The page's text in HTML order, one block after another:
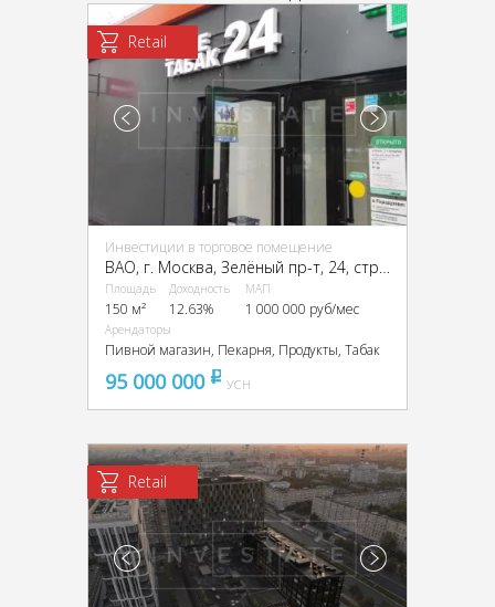
Retail
Инвестиции в торговое помещение
ВАО, г. Москва, Зелёный пр-т, 24, стр. 2
Площадь
150 м²
Доходность
12.63%
МАП
1 000 000 руб/мес
Арендаторы
Пивной магазин, Пекарня, Продукты, Табак
95 000 000 pуб
УСН
Retail